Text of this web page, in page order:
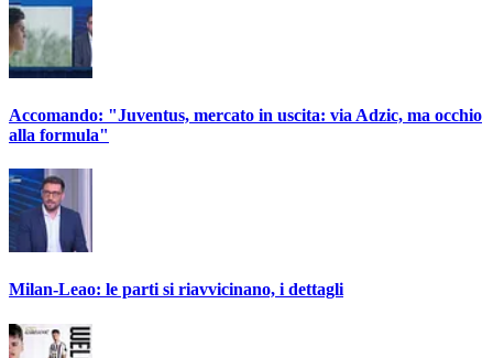
Accomando: "Juventus, mercato in uscita: via Adzic, ma occhio
alla formula"
Milan-Leao: le parti si riavvicinano, i dettagli